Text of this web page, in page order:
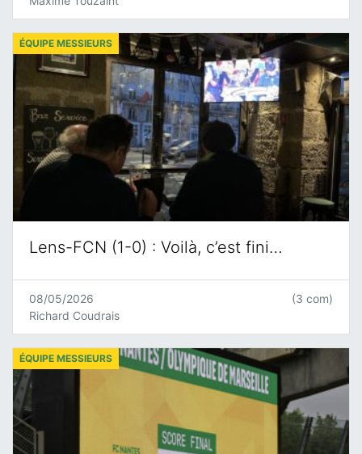
Lens-FCN (1-0) : Voilà, c’est fini…
ÉQUIPE MESSIEURS
08/05/2026
Richard Coudrais
(3 com)
ÉQUIPE MESSIEURS